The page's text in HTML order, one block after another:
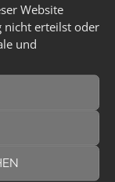
Website
nicht erteilst oder
und